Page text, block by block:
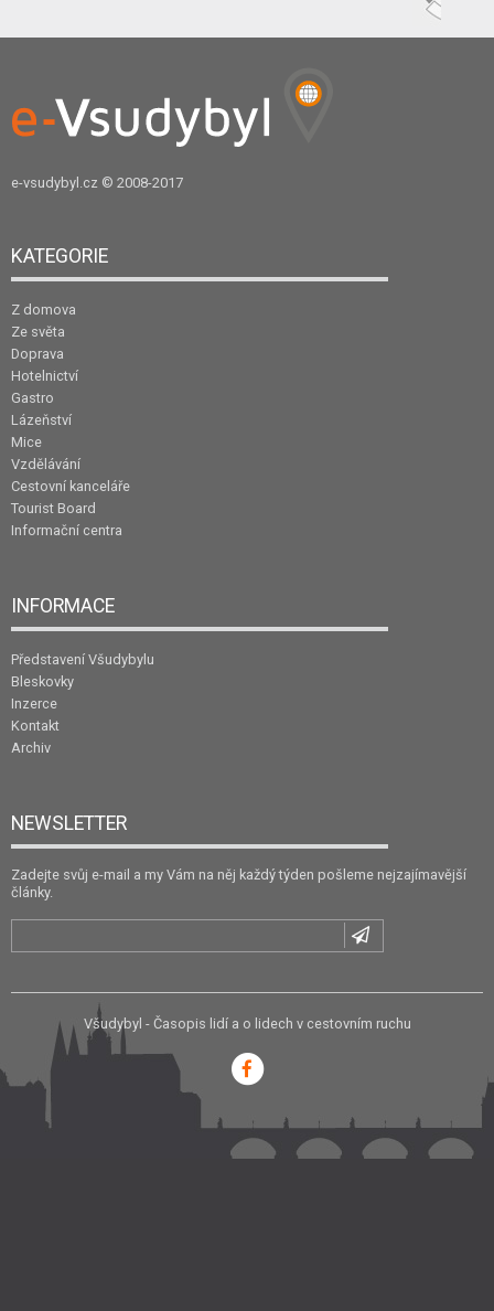
e-vsudybyl.cz © 2008-2017
KATEGORIE
Z domova
Ze světa
Doprava
Hotelnictví
Gastro
Lázeňství
Mice
Vzdělávání
Cestovní kanceláře
Tourist Board
Informační centra
INFORMACE
Představení Všudybylu
Bleskovky
Inzerce
Kontakt
Archiv
NEWSLETTER
Zadejte svůj e-mail a my Vám na něj každý týden pošleme nejzajímavější
články.
Všudybyl - Časopis lidí a o lidech v cestovním ruchu